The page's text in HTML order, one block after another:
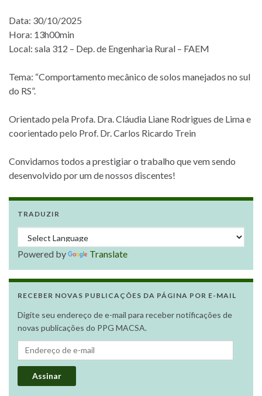
Data: 30/10/2025
Hora: 13h00min
Local: sala 312 – Dep. de Engenharia Rural – FAEM
Tema: “Comportamento mecânico de solos manejados no sul
do RS”.
Orientado pela Profa. Dra. Cláudia Liane Rodrigues de Lima e
coorientado pelo Prof. Dr. Carlos Ricardo Trein
Convidamos todos a prestigiar o trabalho que vem sendo
desenvolvido por um de nossos discentes!
TRADUZIR
Powered by Translate
RECEBER NOVAS PUBLICAÇÕES DA PÁGINA POR E-MAIL
Digite seu endereço de e-mail para receber notificações de
novas publicações do PPG MACSA.
Endereço de e-mail
Assinar